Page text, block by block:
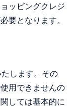
ッピングクレジ
要となります。
します。その
⽤できませんの
しては基本的に